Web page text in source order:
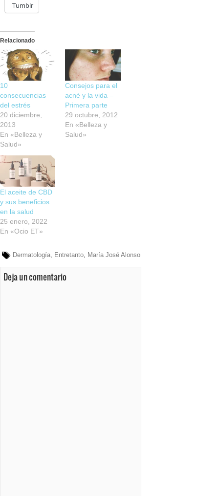
Tumblr
Relacionado
10
consecuencias
del estrés
20 diciembre,
2013
En «Belleza y
Salud»
Consejos para el
acné y la vida –
Primera parte
29 octubre, 2012
En «Belleza y
Salud»
El aceite de CBD
y sus beneficios
en la salud
25 enero, 2022
En «Ocio ET»
Dermatología, Entretanto, María José Alonso
Deja un comentario